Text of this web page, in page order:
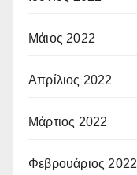
Μάιος 2022
Απρίλιος 2022
Μάρτιος 2022
Φεβρουάριος 2022